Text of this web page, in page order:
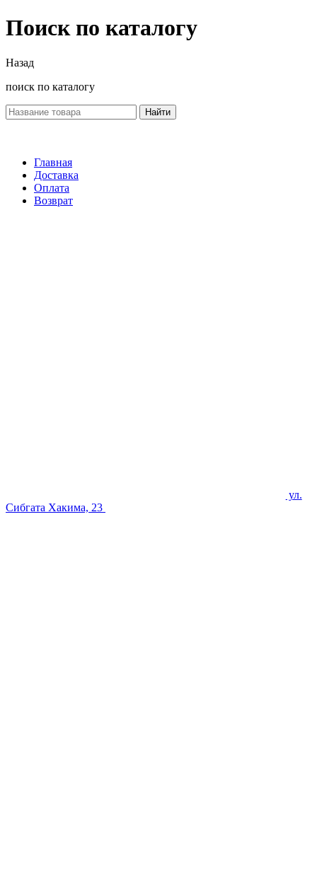
Поиск по каталогу
Назад
поиск по каталогу
Найти
Главная
Доставка
Оплата
Возврат
ул.
Сибгата Хакима, 23